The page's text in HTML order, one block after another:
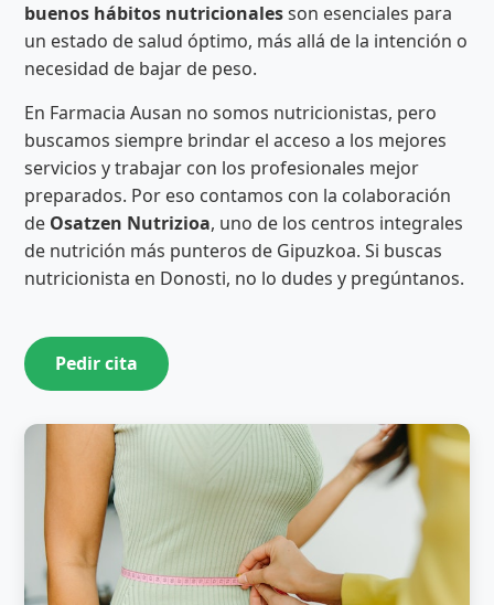
buenos hábitos nutricionalesson esenciales para
un estado de salud óptimo, más allá de la intención o
necesidad de bajar de peso.
En Farmacia Ausan no somos nutricionistas, pero
buscamos siempre brindar el acceso a los mejores
servicios y trabajar con los profesionales mejor
preparados. Por eso contamos con la colaboración
de Osatzen Nutrizioa, uno de los centros integrales
de nutrición más punteros de Gipuzkoa. Si buscas
nutricionista en Donosti, no lo dudes y pregúntanos.
Pedir cita